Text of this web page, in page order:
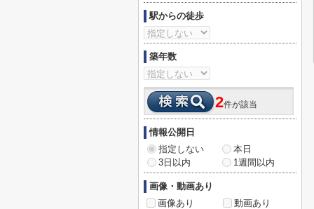
駅からの徒歩
築年数
2件が該当
情報公開日
指定しない
本日
3日以内
1週間以内
画像・動画あり
画像あり
動画あり